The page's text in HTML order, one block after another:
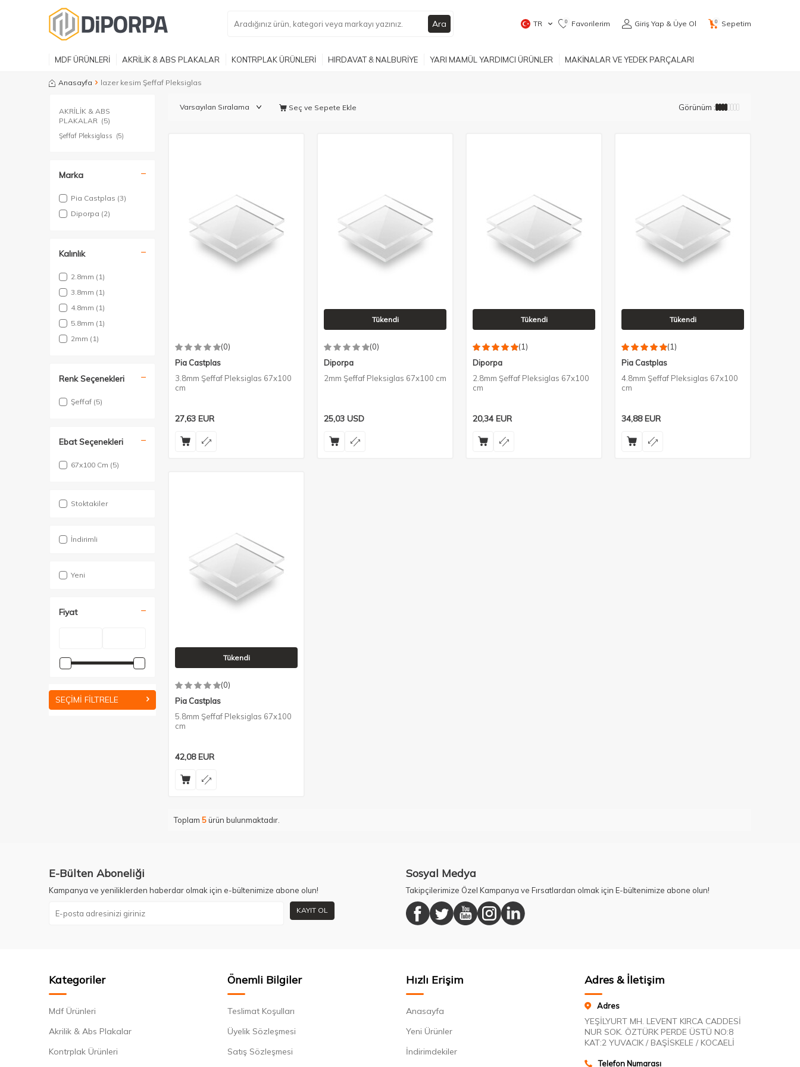
Ara TR 0 Favorilerim Giriş Yap & Üye Ol 0 Sepetim
MDF ÜRÜNLERİ AKRİLİK & ABS PLAKALAR KONTRPLAK ÜRÜNLERİ HIRDAVAT & NALBURİYE YARI MAMÜL YARDIMCI ÜRÜNLER MAKİNALAR VE YEDEK PARÇALARI
Anasayfa lazer kesim Şeffaf Pleksiglas
AKRİLİK & ABS
PLAKALAR (5)
Şeffaf Pleksiglass (5)
Marka
Pia Castplas (3)
Diporpa (2)
Kalınlık
2.8mm (1)
3.8mm (1)
4.8mm (1)
5.8mm (1)
2mm (1)
Renk Seçenekleri
Şeffaf (5)
Ebat Seçenekleri
67x100 Cm (5)
Stoktakiler
İndirimli
Yeni
Fiyat
SEÇIMI FILTRELE
Seç ve Sepete Ekle Görünüm :
(0)
Pia Castplas
3.8mm Şeffaf Pleksiglas 67x100
cm
27,63 EUR
Tükendi
(0)
Diporpa
2mm Şeffaf Pleksiglas 67x100 cm
25,03 USD
Tükendi
(1)
Diporpa
2.8mm Şeffaf Pleksiglas 67x100
cm
20,34 EUR
Tükendi
(1)
Pia Castplas
4.8mm Şeffaf Pleksiglas 67x100
cm
34,88EUR
Tükendi
(0)
Pia Castplas
5.8mm Şeffaf Pleksiglas 67x100
cm
42,08EUR
Toplam 5ürün bulunmaktadır.
E-Bülten Aboneliği
Kampanya ve yeniliklerden haberdar olmak için e-bültenimize abone olun!
KAYIT OL
Sosyal Medya
Takipçilerimize Özel Kampanya ve Fırsatlardan olmak için E-bültenimize abone olun!
Kategoriler
Mdf Ürünleri
Akrilik & Abs Plakalar
Kontrplak Ürünleri
Önemli Bilgiler
Teslimat Koşulları
Üyelik Sözleşmesi
Satış Sözleşmesi
Hızlı Erişim
Anasayfa
Yeni Ürünler
İndirimdekiler
Adres & İletişim
Adres
YEŞİLYURT MH. LEVENT KIRCA CADDESİ
NUR SOK. ÖZTÜRK PERDE ÜSTÜ NO:8
KAT:2 YUVACIK / BAŞİSKELE / KOCAELİ
Telefon Numarası